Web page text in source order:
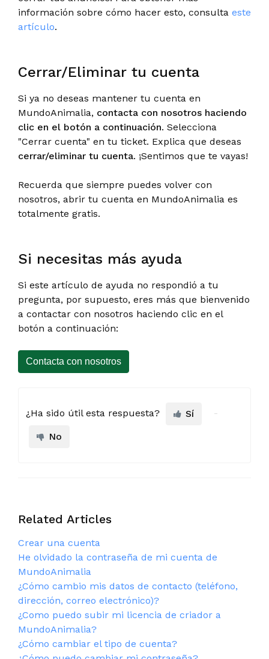
información sobre cómo hacer esto, consulta este
artículo.
Cerrar/Eliminar tu cuenta
Si ya no deseas mantener tu cuenta en
MundoAnimalia, contacta con nosotros haciendo
clic en el botón a continuación. Selecciona
"Cerrar cuenta" en tu ticket. Explica que deseas
cerrar/eliminar tu cuenta. ¡Sentimos que te vayas!
Recuerda que siempre puedes volver con
nosotros, abrir tu cuenta en MundoAnimalia es
totalmente gratis.
Si necesitas más ayuda
Si este artículo de ayuda no respondió a tu
pregunta, por supuesto, eres más que bienvenido
a contactar con nosotros haciendo clic en el
botón a continuación:
Contacta con nosotros
¿Ha sido útil esta respuesta?
Sí
No
Related Articles
Crear una cuenta
He olvidado la contraseña de mi cuenta de
MundoAnimalia
¿Cómo cambio mis datos de contacto (teléfono,
dirección, correo electrónico)?
¿Como puedo subir mi licencia de criador a
MundoAnimalia?
¿Cómo cambiar el tipo de cuenta?